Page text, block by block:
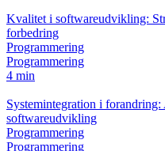
Kvalitet i softwareudvikling:
forbedring
Programmering
Programmering
4 min
Systemintegration i
softwareudvikling
Programmering
Programmering